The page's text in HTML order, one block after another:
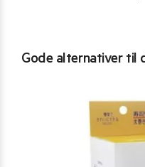
Gode alternativer til